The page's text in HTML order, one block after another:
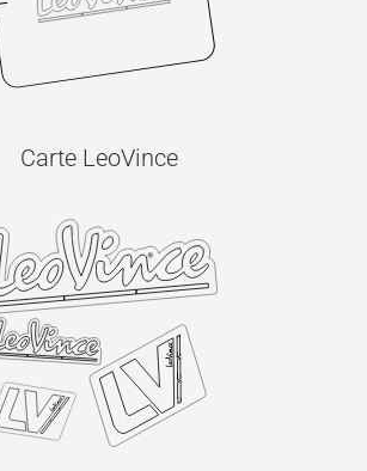
Carte LeoVince